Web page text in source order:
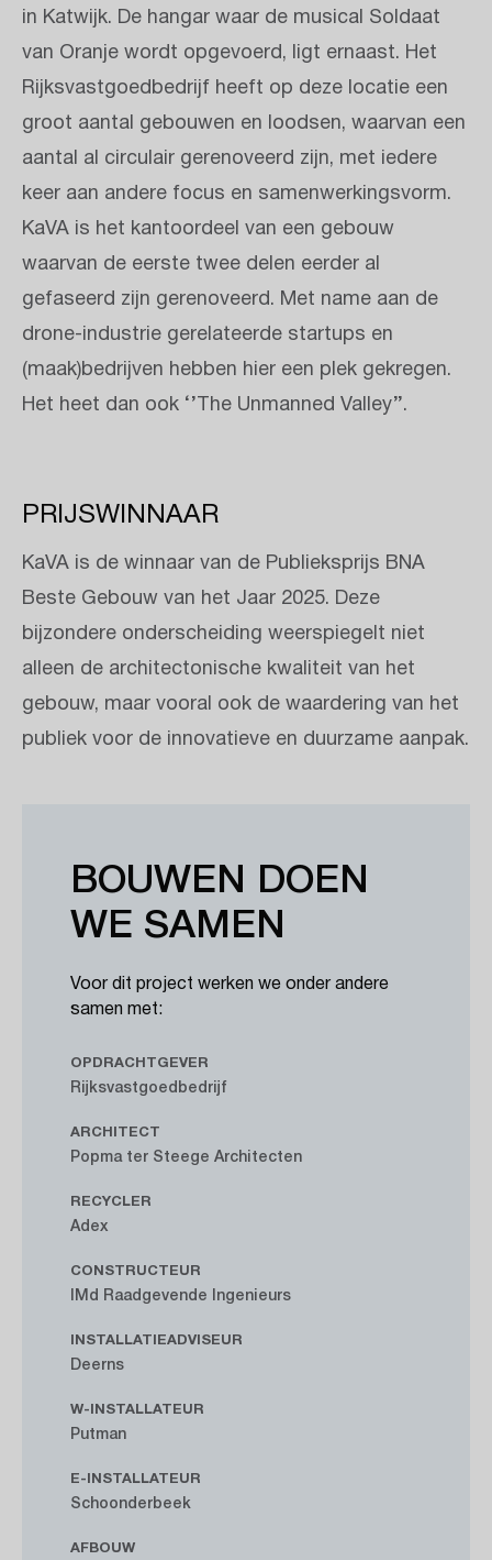
in Katwijk. De hangar waar de musical Soldaat
van Oranje wordt opgevoerd, ligt ernaast. Het
Rijksvastgoedbedrijf heeft op deze locatie een
groot aantal gebouwen en loodsen, waarvan een
aantal al circulair gerenoveerd zijn, met iedere
keer aan andere focus en samenwerkingsvorm.
KaVA is het kantoordeel van een gebouw
waarvan de eerste twee delen eerder al
gefaseerd zijn gerenoveerd. Met name aan de
drone-industrie gerelateerde startups en
(maak)bedrijven hebben hier een plek gekregen.
Het heet dan ook ‘’The Unmanned Valley’’.
PRIJSWINNAAR
KaVA is de winnaar van de Publieksprijs BNA
Beste Gebouw van het Jaar 2025. Deze
bijzondere onderscheiding weerspiegelt niet
alleen de architectonische kwaliteit van het
gebouw, maar vooral ook de waardering van het
publiek voor de innovatieve en duurzame aanpak.
BOUWEN DOEN
WE SAMEN
Voor dit project werken we onder andere
samen met:
OPDRACHTGEVER
Rijksvastgoedbedrijf
ARCHITECT
Popma ter Steege Architecten
RECYCLER
Adex
CONSTRUCTEUR
IMd Raadgevende Ingenieurs
INSTALLATIEADVISEUR
Deerns
W-INSTALLATEUR
Putman
E-INSTALLATEUR
Schoonderbeek
AFBOUW